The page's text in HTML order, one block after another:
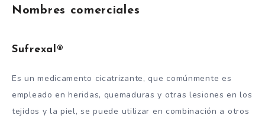
Nombres comerciales
Sufrexal®
Es un medicamento cicatrizante, que comúnmente es
empleado en heridas, quemaduras y otras lesiones en los
tejidos y la piel, se puede utilizar en combinación a otros